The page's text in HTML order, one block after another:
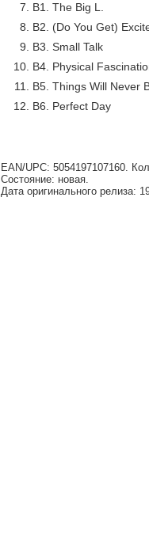
B1. The Big L.
B2. (Do You Get)
B3. Small Talk
B4. Physical
B5. Things Will Never
B6. Perfect Day
EAN/UPC: 5054197107160.
Состояние: новая.
Дата оригинального релиза: